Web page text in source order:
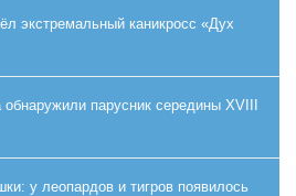
экстремальный каникросс «Дух
парусник середины XVIII
у леопардов и тигров появилось